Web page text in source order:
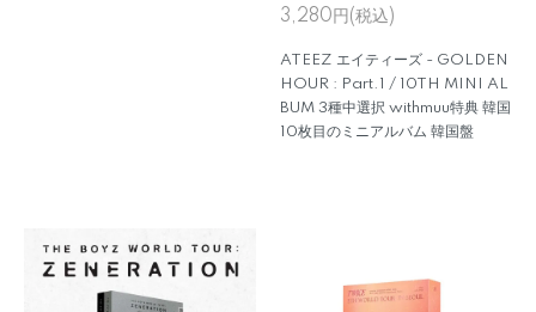
3,280円(税込)
ATEEZ エイティーズ - GOLDEN
HOUR : Part.1 / 10TH MINI AL
BUM 3種中選択 withmuu特典 韓国
10枚目のミニアルバム 韓国盤